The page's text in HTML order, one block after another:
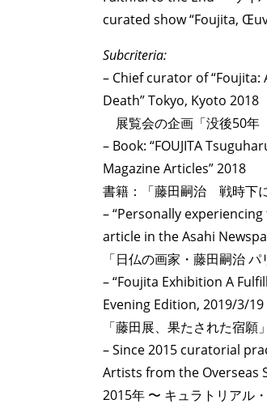
curated show “Foujita,
Subcriteria:
– Chief curator of
Death” Tokyo, Kyoto 2018
展覧会の企画「没後50
– Book: “FOUJITA
Magazine Articles” 2018
書籍：「藤田嗣治 戦時下
– “Personally
article in the Asahi
「日仏の画家・藤田嗣治
– “Foujita Exhibition A
Evening Edition, 2019/3/19
「藤田展、果たされた宿
– Since 2015 curatorial
Artists from the Overseas
2015年 〜 キュラトリアル